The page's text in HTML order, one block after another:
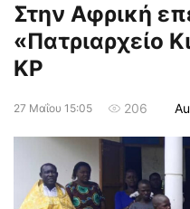
Στην Αφρική
«Πατριαρχείο
KP
27 Μαΐου 15:05 206